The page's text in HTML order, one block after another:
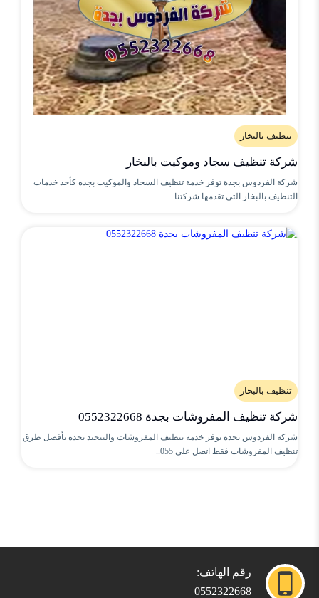
تنظيف بالبخار
شركة تنظيف سجاد وموكيت بالبخار
شركة الفردوس بجدة توفر خدمة تنظيف السجاد والموكيت بجده كأحد خدمات
التنظيف بالبخار التي تقدمها شركتنا..
تنظيف بالبخار
شركة تنظيف المفروشات بجدة 0552322668
شركة الفردوس بجدة توفر خدمة تنظيف المفروشات والتنجيد بجدة بأفضل طرق
تنظيف المفروشات فقط اتصل على 055..
رقم الهاتف:
0552322668